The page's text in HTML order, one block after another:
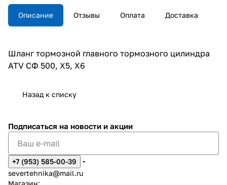
Описание Отзывы Оплата Доставка
Шланг тормозной главного тормозного цилиндра
ATV СФ 500, X5, X6
Назад к списку
Подписаться на новости и акции
+7 (953) 585-00-39
severtehnika@mail.ru
Магазин: